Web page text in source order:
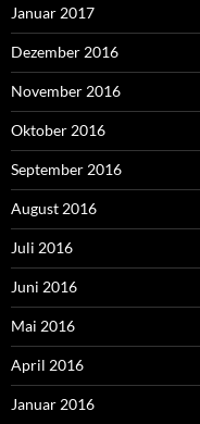
Januar 2017
Dezember 2016
November 2016
Oktober 2016
September 2016
August 2016
Juli 2016
Juni 2016
Mai 2016
April 2016
Januar 2016